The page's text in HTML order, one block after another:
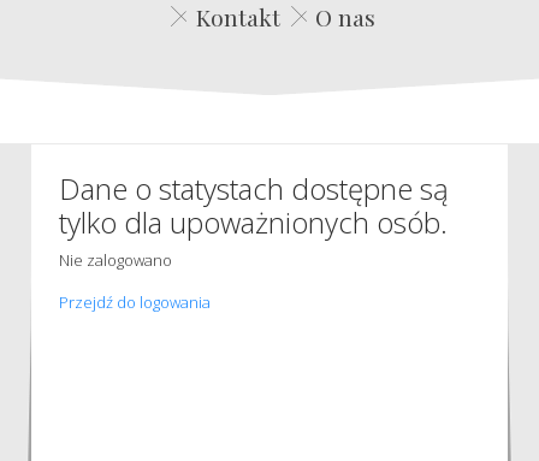
Kontakt
O nas
Dane o statystach dostępne są
tylko dla upoważnionych osób.
Nie zalogowano
Przejdź do logowania